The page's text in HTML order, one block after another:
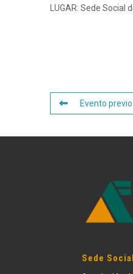
LUGAR: Sede Social
Evento previo
Sede Social